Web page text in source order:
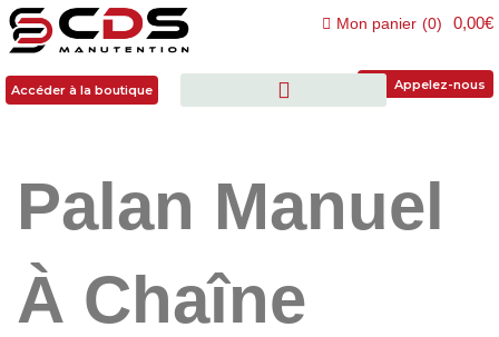
Accéder à la boutique
Mon panier (0) 0,00€
Appelez-nous
Palan Manuel
À Chaîne